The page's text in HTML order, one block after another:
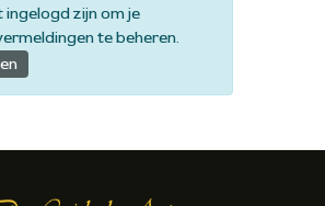
ingelogd zijn om je
te beheren.